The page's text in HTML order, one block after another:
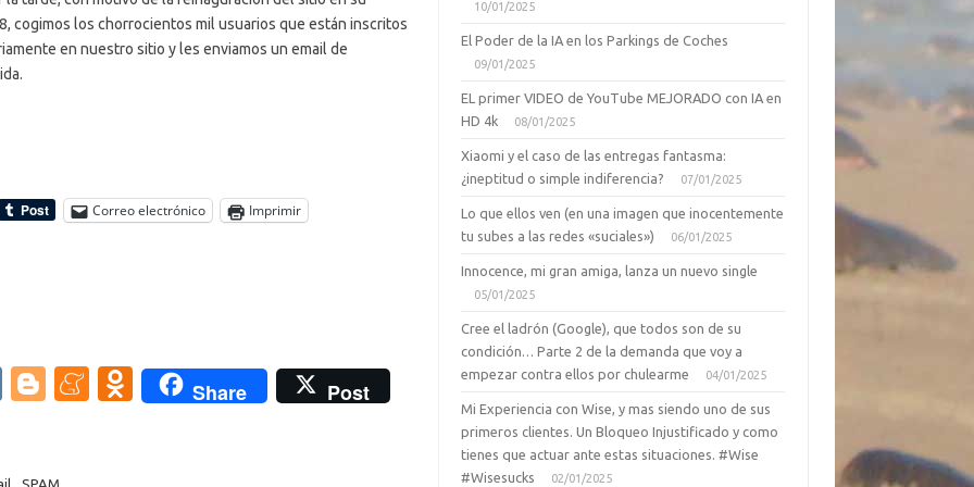
cogimos los chorrocientos mil usuarios que están inscritos
en nuestro sitio y les enviamos un email de
Correo electrónico Imprimir
V
Bl
M O
Share
Post
, SPAM
10/01/2025
El Poder de la IA en los Parkings de Coches
09/01/2025
EL primer VIDEO de YouTube MEJORADO con IA en
HD 4k
08/01/2025
Xiaomi y el caso de las entregas fantasma:
¿ineptitud o simple indiferencia?
07/01/2025
Lo que ellos ven (en una imagen que inocentemente
tu subes a las redes «suciales»)
06/01/2025
Innocence, mi gran amiga, lanza un nuevo single
05/01/2025
Cree el ladrón (Google), que todos son de su
condición… Parte 2 de la demanda que voy a
empezar contra ellos por chulearme
04/01/2025
Mi Experiencia con Wise, y mas siendo uno de sus
primeros clientes. Un Bloqueo Injustificado y como
tienes que actuar ante estas situaciones. #Wise
#Wisesucks
02/01/2025